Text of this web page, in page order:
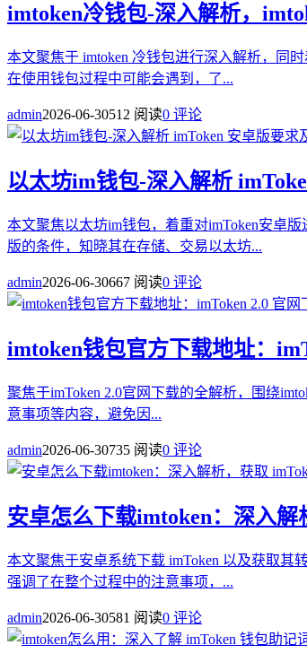
imtoken冷钱包-深入解析，
本文聚焦于 imtoken 冷钱包进行深入解析，同
在使用钱包过程中可能会遇到，了...
admin2026-06-30512 阅读0 评论
以太坊im钱包-深入解析
本文聚焦以太坊im钱包，着重对imToken安卓
版的条件，知晓其在存储、交易以太坊...
admin2026-06-30667 阅读0 评论
imtoken钱包官方下载地址：
聚焦于imToken 2.0官网下载的全解析，围绕
意事项等内容，避免因...
admin2026-06-30735 阅读0 评论
安卓怎么下载imtoken：深入
本文聚焦于安卓系统下载 imToken 以及获取其
强调了在整个过程中的注意事项，...
admin2026-06-30581 阅读0 评论